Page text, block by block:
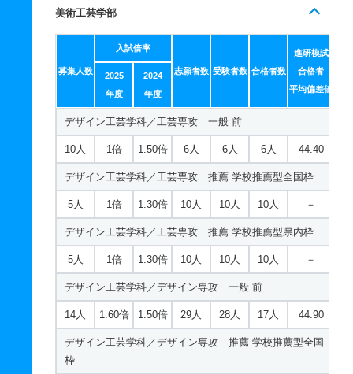
美術工芸学部
募集人数
入試倍率
志願者数 受験者数 合格者数
進研模試
合格者
平均偏差値
2025
年度
2024
年度
デザイン工芸学科／工芸専攻 一般 前
10人 1倍 1.50倍 6人 6人 6人 44.40
デザイン工芸学科／工芸専攻 推薦 学校推薦型全国枠
5人 1倍 1.30倍 10人 10人 10人 －
デザイン工芸学科／工芸専攻 推薦 学校推薦型県内枠
5人 1倍 1.30倍 10人 10人 10人 －
デザイン工芸学科／デザイン専攻 一般 前
14人 1.60倍 1.50倍 29人 28人 17人 44.90
デザイン工芸学科／デザイン専攻 推薦 学校推薦型全国
枠